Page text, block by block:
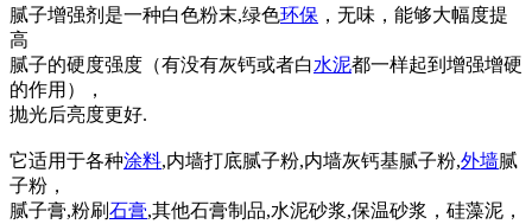
腻子增强剂是一种白色粉末,绿色环保 ，无味，能够大幅度提
高
腻子的硬度强度（有没有灰钙或者白水泥都一样起到增强增硬
的作用），
抛光后亮度更好.
它适用于各种涂料,内墙打底腻子粉,内墙灰钙基腻子粉,外墙腻
子粉，
腻子膏,粉刷石膏,其他石膏制品,水泥砂浆,保温砂浆，硅藻泥，